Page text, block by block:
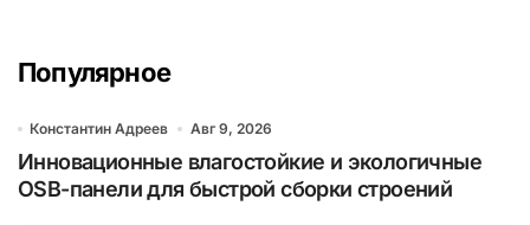
Популярное
Константин Адреев Авг 9, 2026
Инновационные влагостойкие и экологичные
OSB-панели для быстрой сборки строений